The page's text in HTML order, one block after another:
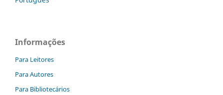
Informações
Para Leitores
Para Autores
Para Bibliotecários